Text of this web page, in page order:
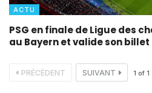
ACTU
PSG en finale de Ligue des
au Bayern et valide son billet
PRÉCÉDENT SUIVANT 1 of 1